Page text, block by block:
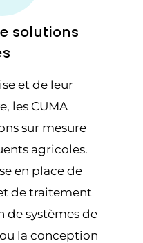
solutions
et de leur
les CUMA
sur mesure
agricoles.
en place de
de traitement
de systèmes de
la conception